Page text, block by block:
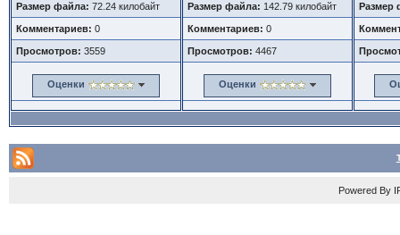
Размер файла: 72.24 килобайт
Комментариев: 0
Просмотров: 3559
Оценки
Размер файла: 142.79 килобайт
Комментариев: 0
Просмотров: 4467
Оценки
Размер
Powered By